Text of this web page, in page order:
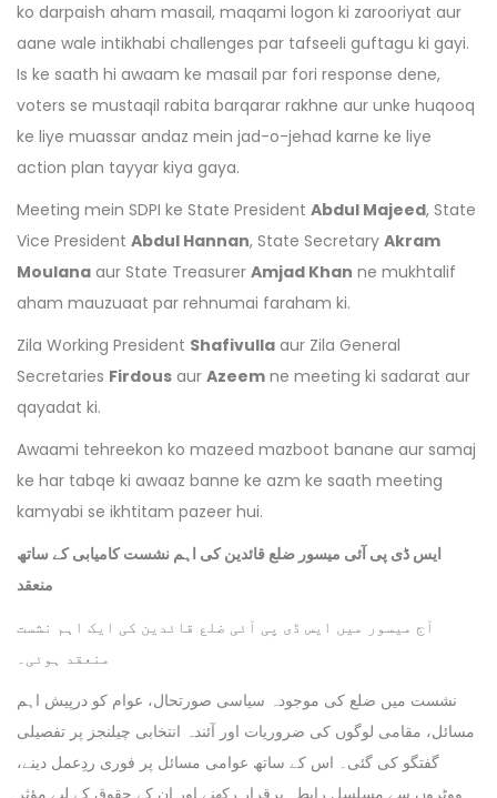
ko darpaish aham masail, maqami logon ki zarooriyat aur
aane wale intikhabi challenges par tafseeli guftagu ki gayi.
Is ke saath hi awaam ke masail par fori response dene,
voters se mustaqil rabita barqarar rakhne aur unke huqooq
ke liye muassar andaz mein jad-o-jehad karne ke liye
action plan tayyar kiya gaya.
Meeting mein SDPI ke State President Abdul Majeed, State
Vice President Abdul Hannan, State Secretary Akram
Moulana aur State Treasurer Amjad Khan ne mukhtalif
aham mauzuaat par rehnumai faraham ki.
Zila Working President Shafivulla aur Zila General
Secretaries Firdous aur Azeem ne meeting ki sadarat aur
qayadat ki.
Awaami tehreekon ko mazeed mazboot banane aur samaj
ke har tabqe ki awaaz banne ke azm ke saath meeting
kamyabi se ikhtitam pazeer hui.
ایس ڈی پی آئی میسور ضلع قائدین کی اہم نشست کامیابی کے ساتھ
منعقد
آج میسور میں ایس ڈی پی آئی ضلع قائدین کی ایک اہم نشست
منعقد ہوئی۔
نشست میں ضلع کی موجودہ سیاسی صورتحال، عوام کو درپیش اہم
مسائل، مقامی لوگوں کی ضروریات اور آئندہ انتخابی چیلنجز پر تفصیلی
گفتگو کی گئی۔ اس کے ساتھ عوامی مسائل پر فوری ردِعمل دینے،
ووٹروں سے مسلسل رابطہ برقرار رکھنے اور ان کے حقوق کے لیے مؤثر